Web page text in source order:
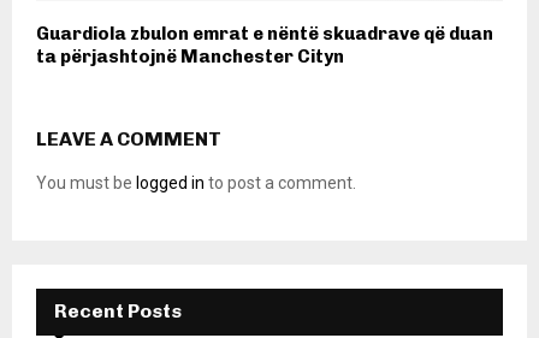
Guardiola zbulon emrat e nëntë skuadrave që duan
ta përjashtojnë Manchester Cityn
LEAVE A COMMENT
You must be logged in to post a comment.
Recent Posts